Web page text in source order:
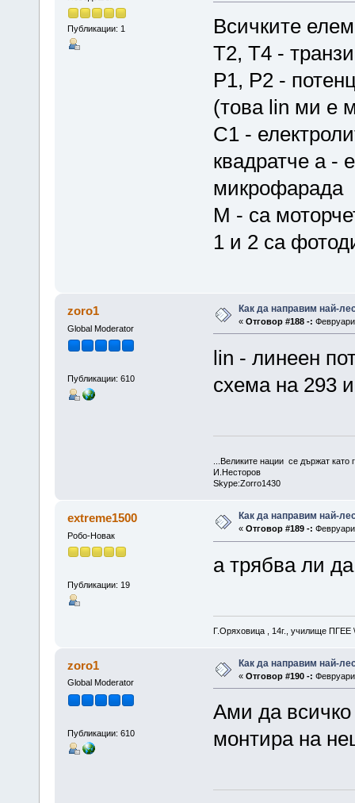
Публикации: 1
Всичките
T2, T4 -
P1, P2 -
(това lin ми е
С1 -
квадратче а -
микрофарада
М - са
1 и 2 са
zoro1
Global Moderator
Публикации: 610
Как да направим най-
« Отговор #188 -:
lin - линеен
схема на 293
...Великите нации се държат като
И.Несторов
Skype:Zorro1430
extreme1500
Робо-Новак
Публикации: 19
Как да направим най-
« Отговор #189 -:
а трябва ли
Г.Оряховица , 14г., училище
zoro1
Global Moderator
Публикации: 610
Как да направим най-
« Отговор #190 -:
Ами да всичко
монтира на